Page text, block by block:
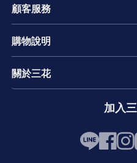
顧客服務
購物說明
關於三花
加入